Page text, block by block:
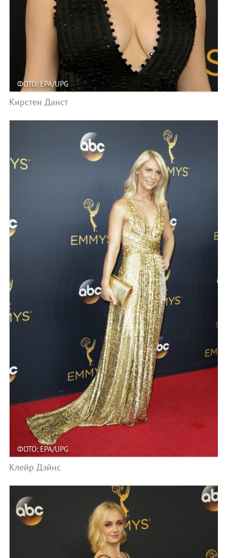
ФОТО: EPA/UPG
Кирстен Данст
ФОТО: EPA/UPG
Клейр Дэйнс